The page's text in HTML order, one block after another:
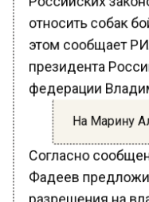
относить собак
этом сообщает
президента
федерации
Согласно
Фадеев
разрешения на